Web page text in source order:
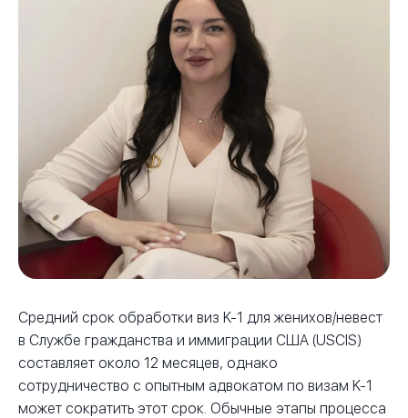
Средний срок обработки виз K-1 для женихов/невест
в Службе гражданства и иммиграции США (USCIS)
составляет около 12 месяцев, однако
сотрудничество с опытным адвокатом по визам K-1
может сократить этот срок. Обычные этапы процесса